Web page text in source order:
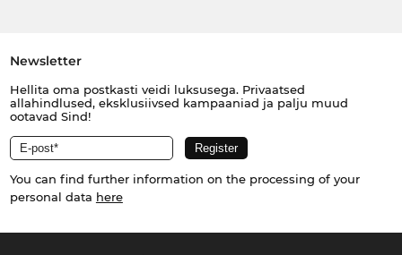
Newsletter
Hellita oma postkasti veidi luksusega. Privaatsed
allahindlused, eksklusiivsed kampaaniad ja palju muud
ootavad Sind!
You can find further information on the processing of your
personal data here